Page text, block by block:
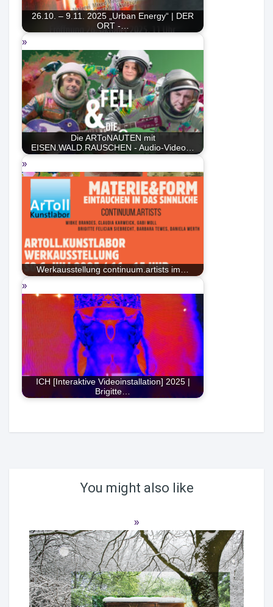
26.10. – 9.11. 2025 „Urban Energy“ | DER
ORT -…
Die ARToNAUTEN mit
EISEN.WALD.RAUSCHEN - Audio-Video…
Werkausstellung continuum.artists im…
ICH [Interaktive Videoinstallation] 2025 |
Brigitte…
You might also like